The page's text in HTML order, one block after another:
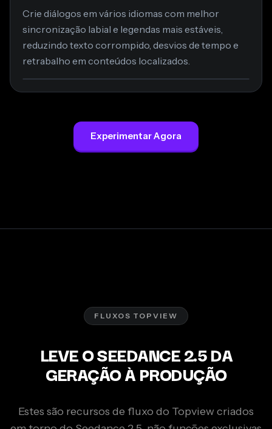
Crie diálogos em vários idiomas com melhor
sincronização labial e legendas mais estáveis,
reduzindo texto corrompido, desvios de tempo e
retrabalho em conteúdos localizados.
Experimentar Agora
FLUXOS TOPVIEW
LEVE O SEEDANCE 2.5 DA
GERAÇÃO À PRODUÇÃO
Estes são recursos de fluxo do Topview criados